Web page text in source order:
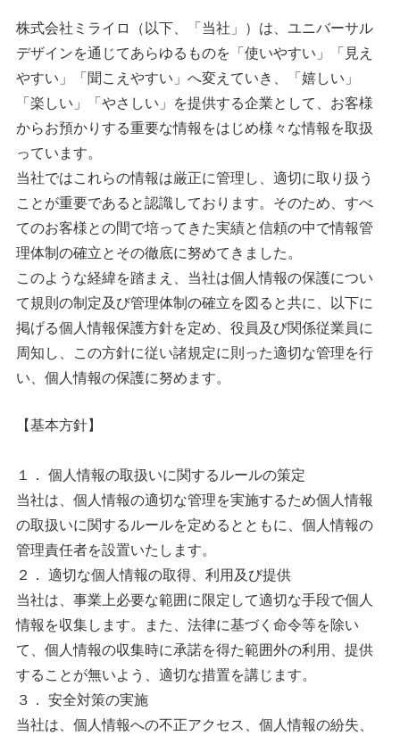
株式会社ミライロ（以下、「当社」）は、ユニバーサル
デザインを通じてあらゆるものを「使いやすい」「見え
やすい」「聞こえやすい」へ変えていき、「嬉しい」
「楽しい」「やさしい」を提供する企業として、お客様
からお預かりする重要な情報をはじめ様々な情報を取扱
っています。
当社ではこれらの情報は厳正に管理し、適切に取り扱う
ことが重要であると認識しております。そのため、すべ
てのお客様との間で培ってきた実績と信頼の中で情報管
理体制の確立とその徹底に努めてきました。
このような経緯を踏まえ、当社は個人情報の保護につい
て規則の制定及び管理体制の確立を図ると共に、以下に
掲げる個人情報保護方針を定め、役員及び関係従業員に
周知し、この方針に従い諸規定に則った適切な管理を行
い、個人情報の保護に努めます。
【基本方針】
１． 個人情報の取扱いに関するルールの策定
当社は、個人情報の適切な管理を実施するため個人情報
の取扱いに関するルールを定めるとともに、個人情報の
管理責任者を設置いたします。
２． 適切な個人情報の取得、利用及び提供
当社は、事業上必要な範囲に限定して適切な手段で個人
情報を収集します。また、法律に基づく命令等を除い
て、個人情報の収集時に承諾を得た範囲外の利用、提供
することが無いよう、適切な措置を講じます。
３． 安全対策の実施
当社は、個人情報への不正アクセス、個人情報の紛失、